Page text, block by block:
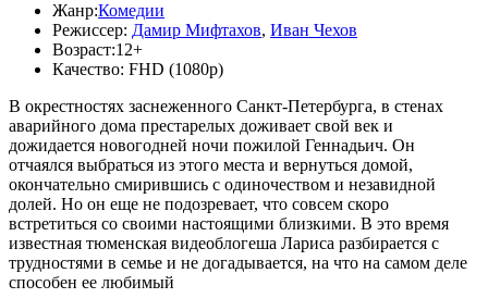
Жанр:Комедии
Режиссер: Дамир Мифтахов, Иван Чехов
Возраст:12+
Качество: FHD (1080p)
В окрестностях заснеженного Санкт-Петербурга, в стенах
аварийного дома престарелых доживает свой век и
дожидается новогодней ночи пожилой Геннадьич. Он
отчаялся выбраться из этого места и вернуться домой,
окончательно смирившись с одиночеством и незавидной
долей. Но он еще не подозревает, что совсем скоро
встретиться со своими настоящими близкими. В это время
известная тюменская видеоблогеша Лариса разбирается с
трудностями в семье и не догадывается, на что на самом деле
способен ее любимый